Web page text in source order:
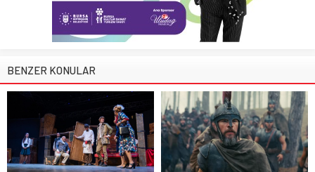
BENZER KONULAR